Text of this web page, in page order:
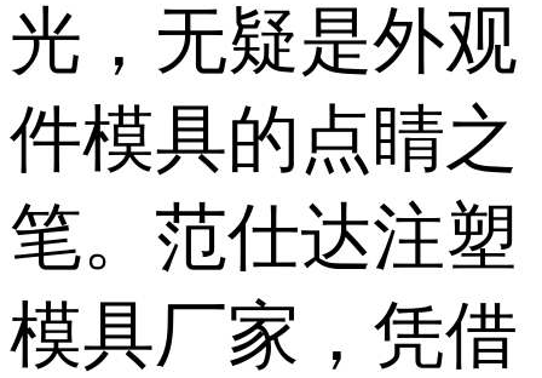
光，无疑是外观
件模具的点睛之
笔。范仕达注塑
模具厂家，凭借